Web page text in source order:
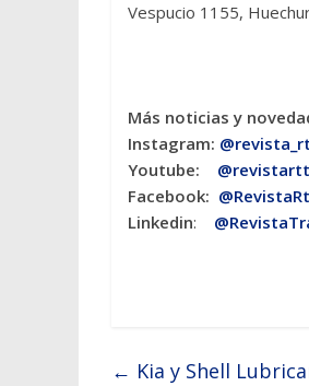
Vespucio 1155,
Más noticias y
Instagram:
Youtube:
Facebook:
Linkedin:
← Kia y Shell